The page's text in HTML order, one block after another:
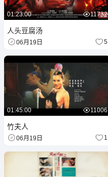
01:23:00 11732
人头豆腐汤
06月19日 5
01:45:00 11006
竹夫人
06月19日 1